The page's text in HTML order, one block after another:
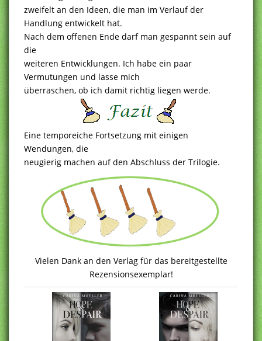
zweifelt an den Ideen, die man im Verlauf der
Handlung entwickelt hat.
Nach dem offenen Ende darf man gespannt sein auf
die
weiteren Entwicklungen. Ich habe ein paar
Vermutungen und lasse mich
überraschen, ob ich damit richtig liegen werde.
Eine temporeiche Fortsetzung mit einigen
Wendungen, die
neugierig machen auf den Abschluss der Trilogie.
Vielen Dank an den Verlag für das bereitgestellte
Rezensionsexemplar!